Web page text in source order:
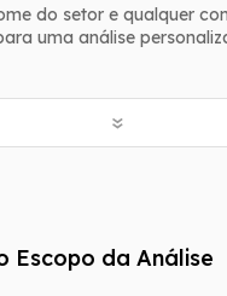
do setor e qualquer
uma análise
»
Escopo da Análise